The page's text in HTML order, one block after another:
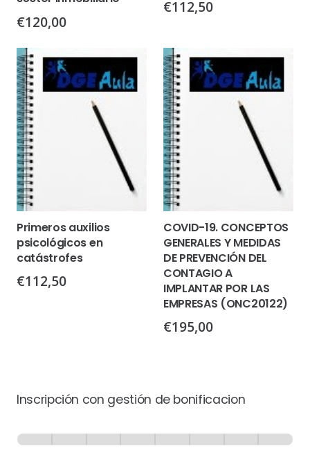
€120,00
€112,50
Primeros auxilios
psicológicos en
catástrofes
€112,50
COVID-19. CONCEPTOS
GENERALES Y MEDIDAS
DE PREVENCIÓN DEL
CONTAGIO A
IMPLANTAR POR LAS
EMPRESAS (ONC20122)
€195,00
Inscripción con gestión de bonificacion
-